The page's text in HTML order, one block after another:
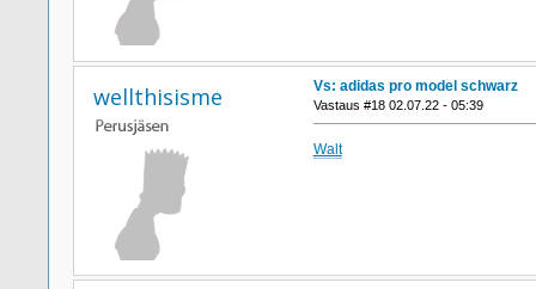
wellthisisme Vs: adidas pro model schwarz
Vastaus #18 02.07.22 - 05:39
Walt